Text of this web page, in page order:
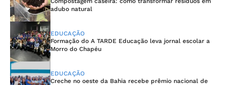
adubo natural
EDUCAÇÃO
Formação do A TARDE Educação leva jornal escolar a
Morro do Chapéu
EDUCAÇÃO
Creche no oeste da Bahia recebe prêmio nacional de